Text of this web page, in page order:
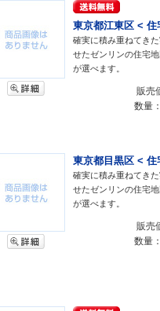
東京都江東区 < 住
確実に積み重ねてき
せたゼンリンの住宅
が選べます。
販売
数量：
東京都目黒区 < 住
確実に積み重ねてき
せたゼンリンの住宅
が選べます。
販売
数量：